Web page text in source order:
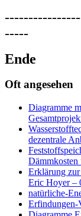
-----
Ende
Oft angesehen
Diagramme
dezentrale
Erklärung
Eric Hoyer –
natürliche-
Erfindungen-